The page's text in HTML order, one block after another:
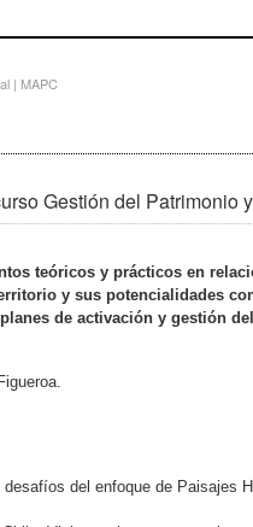
| MAPC
Gestión del Patrimonio
teóricos y prácticos en
y sus potencialidades
de activación y gestión
del enfoque de Paisajes